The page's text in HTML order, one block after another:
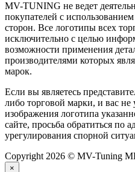
MV-TUNING не ведет
покупателей с
сторон. Все логотипы всех
исключительно с целью
возможности применения
производителями которых
марок.
Если вы являетесь
либо торговой марки, и вас не
изображения логотипа
сайте, просьба обратиться по
урегулирования спорной
Copyright 2026 © MV-Tuning
×